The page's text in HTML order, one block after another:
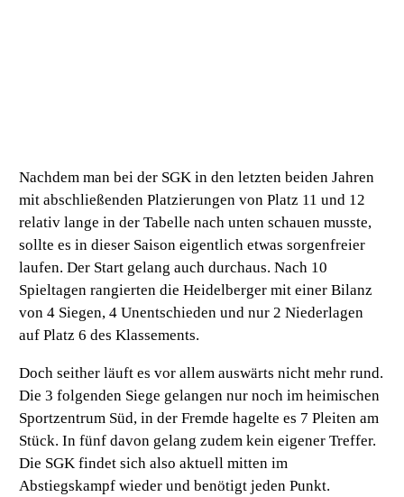
Nachdem man bei der SGK in den letzten beiden Jahren
mit abschließenden Platzierungen von Platz 11 und 12
relativ lange in der Tabelle nach unten schauen musste,
sollte es in dieser Saison eigentlich etwas sorgenfreier
laufen. Der Start gelang auch durchaus. Nach 10
Spieltagen rangierten die Heidelberger mit einer Bilanz
von 4 Siegen, 4 Unentschieden und nur 2 Niederlagen
auf Platz 6 des Klassements.
Doch seither läuft es vor allem auswärts nicht mehr rund.
Die 3 folgenden Siege gelangen nur noch im heimischen
Sportzentrum Süd, in der Fremde hagelte es 7 Pleiten am
Stück. In fünf davon gelang zudem kein eigener Treffer.
Die SGK findet sich also aktuell mitten im
Abstiegskampf wieder und benötigt jeden Punkt.